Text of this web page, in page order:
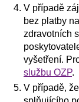
V případě
bez platby
zdravotních
vyšetření.
službu OZP.
V případě,